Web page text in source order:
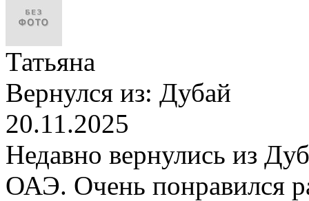
Татьяна
Вернулся из: Дубай
20.11.2025
Недавно вернулись из
ОАЭ. Очень понравился